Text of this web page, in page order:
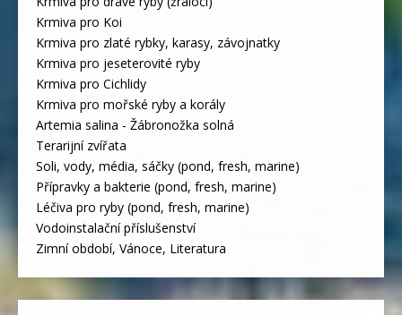
Krmiva pro Koi
Krmiva pro zlaté rybky, karasy, závojnatky
Krmiva pro jeseterovité ryby
Krmiva pro Cichlidy
Krmiva pro mořské ryby a korály
Artemia salina - Žábronožka solná
Terarijní zvířata
Soli, vody, média, sáčky (pond, fresh, marine)
Přípravky a bakterie (pond, fresh, marine)
Léčiva pro ryby (pond, fresh, marine)
Vodoinstalační příslušenství
Zimní období, Vánoce, Literatura